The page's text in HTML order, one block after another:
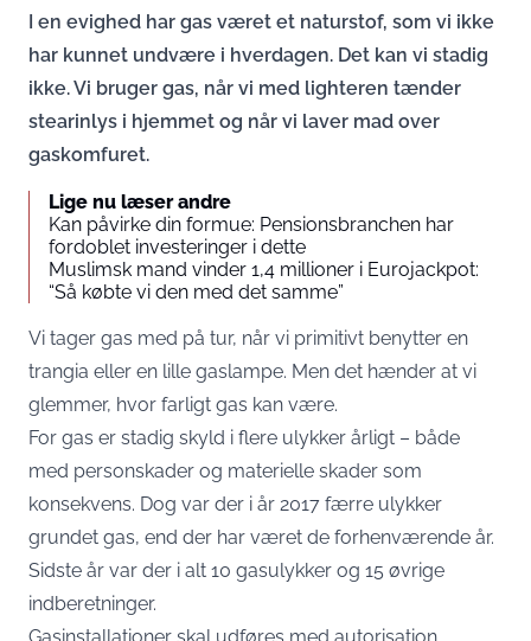
I en evighed har gas været et naturstof, som vi ikke
har kunnet undvære i hverdagen. Det kan vi stadig
ikke. Vi bruger gas, når vi med lighteren tænder
stearinlys i hjemmet og når vi laver mad over
gaskomfuret.
Lige nu læser andre
Kan påvirke din formue: Pensionsbranchen har
fordoblet investeringer i dette
Muslimsk mand vinder 1,4 millioner i Eurojackpot:
“Så købte vi den med det samme”
Vi tager gas med på tur, når vi primitivt benytter en
trangia eller en lille gaslampe. Men det hænder at vi
glemmer, hvor farligt gas kan være.
For gas er stadig skyld i flere ulykker årligt – både
med personskader og materielle skader som
konsekvens. Dog var der i år 2017 færre ulykker
grundet gas, end der har været de forhenværende år.
Sidste år var der i alt 10 gasulykker og 15 øvrige
indberetninger.